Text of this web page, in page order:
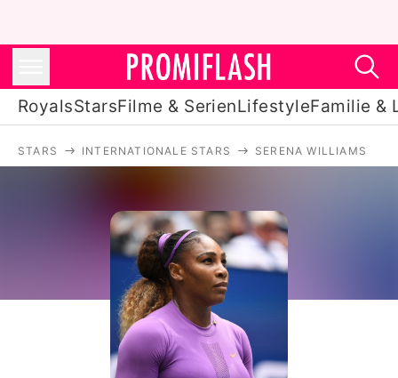
RoyalsStarsFilme & SerienLifestyleFamilie &
Filme & Serien
Lifestyle
Familie & Liebe
Promiflash Exklusiv
STARS INTERNATIONALE STARS SERENA WILLIAMS